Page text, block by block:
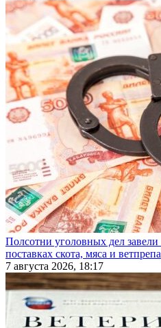
Полсотни уголовных дел
поставках скота, мяса и
7 августа 2026, 18:17